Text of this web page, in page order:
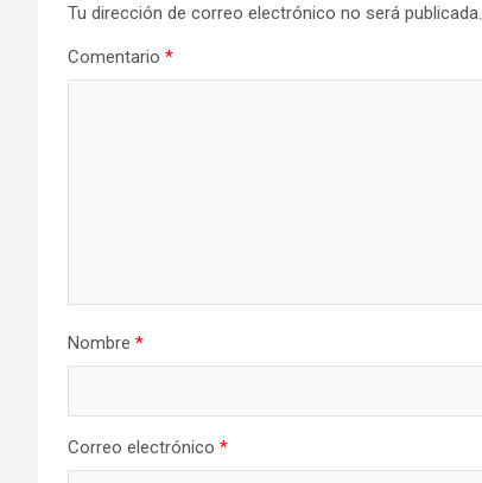
Tu dirección de correo electrónico no será publicada.
Comentario *
Nombre *
Correo electrónico *